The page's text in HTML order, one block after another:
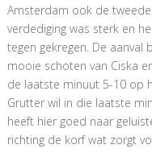
Amsterdam ook de
verdediging was sterk en
tegen gekregen. De aanval
mooie schoten van Ciska
de laatste minuut 5-10 op
Grutter wil in die laatste
heeft hier goed naar
richting de korf wat zorgt